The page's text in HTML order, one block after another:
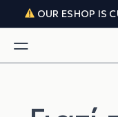
Skip to content
OUR ESHOP IS